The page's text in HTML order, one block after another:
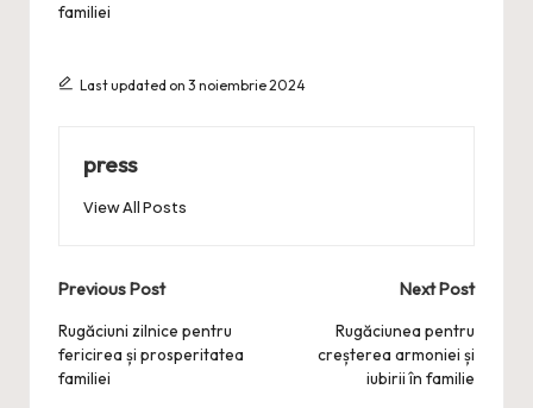
familiei
Last updated on 3 noiembrie 2024
press
View All Posts
Post
navigation
Previous Post
Rugăciuni zilnice pentru
fericirea și prosperitatea
familiei
Next Post
Rugăciunea pentru
creșterea armoniei și
iubirii în familie